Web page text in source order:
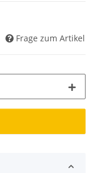
Frage zum Artikel